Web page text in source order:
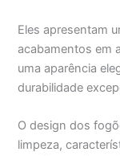
Eles apresentam
acabamentos em
uma aparência
durabilidade
O design dos
limpeza,